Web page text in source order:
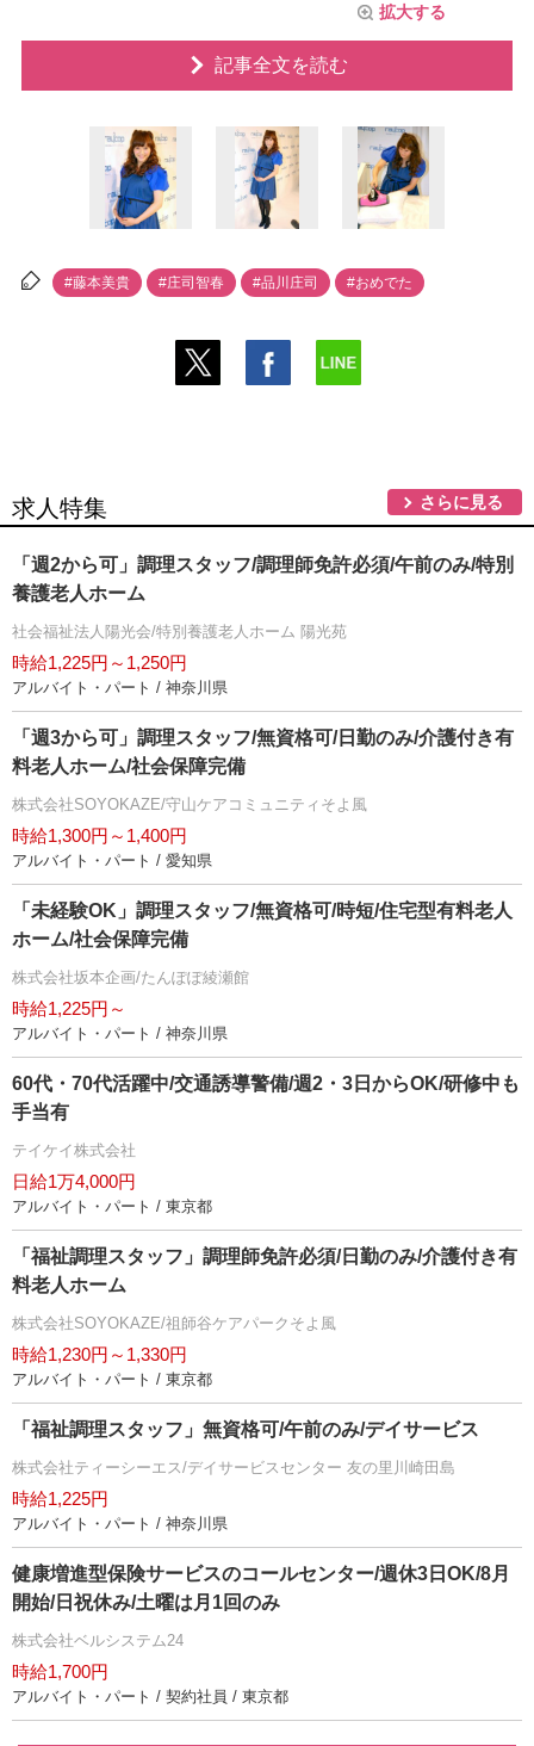
拡大する
記事全文を読む
#藤本美貴 #庄司智春 #品川庄司 #おめでた
求人特集 さらに見る
「週2から可」調理スタッフ/調理師免許必須/午前のみ/特別
養護老人ホーム
社会福祉法人陽光会/特別養護老人ホーム 陽光苑
時給1,225円～1,250円
アルバイト・パート / 神奈川県
「週3から可」調理スタッフ/無資格可/日勤のみ/介護付き有
料老人ホーム/社会保障完備
株式会社SOYOKAZE/守山ケアコミュニティそよ風
時給1,300円～1,400円
アルバイト・パート / 愛知県
「未経験OK」調理スタッフ/無資格可/時短/住宅型有料老人
ホーム/社会保障完備
株式会社坂本企画/たんぽぽ綾瀬館
時給1,225円～
アルバイト・パート / 神奈川県
60代・70代活躍中/交通誘導警備/週2・3日からOK/研修中も
手当有
テイケイ株式会社
日給1万4,000円
アルバイト・パート / 東京都
「福祉調理スタッフ」調理師免許必須/日勤のみ/介護付き有
料老人ホーム
株式会社SOYOKAZE/祖師谷ケアパークそよ風
時給1,230円～1,330円
アルバイト・パート / 東京都
「福祉調理スタッフ」無資格可/午前のみ/デイサービス
株式会社ティーシーエス/デイサービスセンター 友の里川崎田島
時給1,225円
アルバイト・パート / 神奈川県
健康増進型保険サービスのコールセンター/週休3日OK/8月
開始/日祝休み/土曜は月1回のみ
株式会社ベルシステム24
時給1,700円
アルバイト・パート / 契約社員 / 東京都